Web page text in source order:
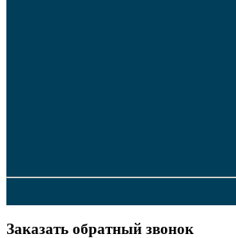
Заказать обратный звонок